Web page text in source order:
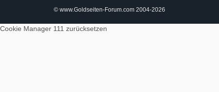
© www.Goldseiten-Forum.com 2004-2026
Cookie Manager 111 zurücksetzen